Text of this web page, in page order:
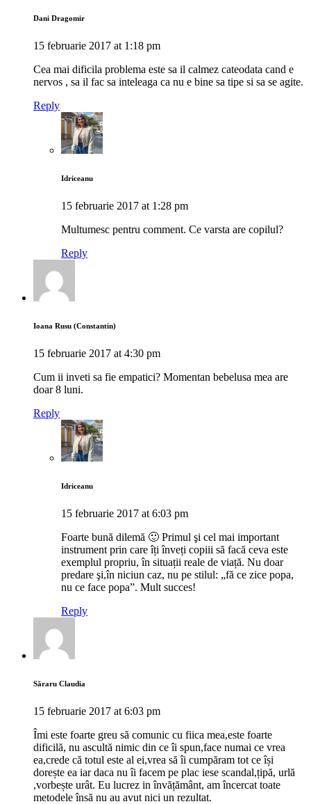
Dani Dragomir
15 februarie 2017 at 1:18 pm
Cea mai dificila problema este sa il calmez cateodata cand e
nervos , sa il fac sa inteleaga ca nu e bine sa tipe si sa se agite.
Reply
Idriceanu
15 februarie 2017 at 1:28 pm
Multumesc pentru comment. Ce varsta are copilul?
Reply
Ioana Rusu (Constantin)
15 februarie 2017 at 4:30 pm
Cum ii inveti sa fie empatici? Momentan bebelusa mea are
doar 8 luni.
Reply
Idriceanu
15 februarie 2017 at 6:03 pm
Foarte bună dilemă 🙂 Primul şi cel mai important
instrument prin care îți înveți copiii să facă ceva este
exemplul propriu, în situații reale de viață. Nu doar
predare şi,în niciun caz, nu pe stilul: „fă ce zice popa,
nu ce face popa”. Mult succes!
Reply
Săraru Claudia
15 februarie 2017 at 6:03 pm
Îmi este foarte greu să comunic cu fiica mea,este foarte
dificilă, nu ascultă nimic din ce îi spun,face numai ce vrea
ea,crede că totul este al ei,vrea să îi cumpăram tot ce își
dorește ea iar daca nu îi facem pe plac iese scandal,țipă, urlă
,vorbește urât. Eu lucrez in învățământ, am încercat toate
metodele însă nu au avut nici un rezultat.